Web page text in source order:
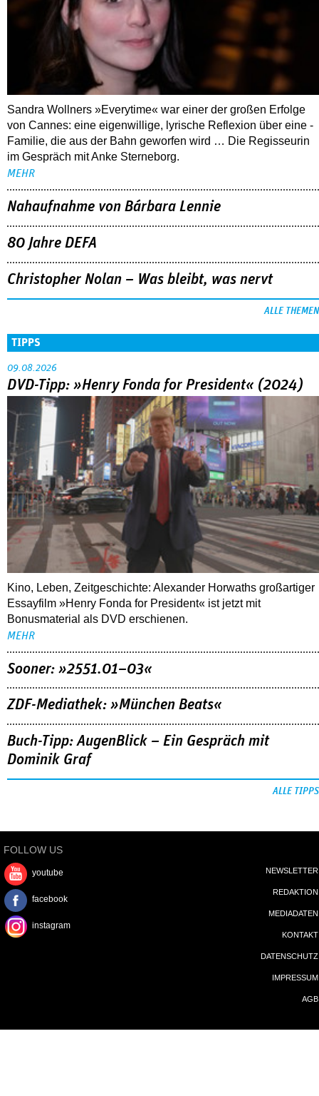
Sandra Wollners »Everytime« war einer der großen Erfolge
von Cannes: eine eigenwillige, lyrische Reflexion über eine ­
Familie, die aus der Bahn geworfen wird … Die Regisseurin
im Gespräch mit Anke Sterneborg.
MEHR
Nahaufnahme von Bárbara Lennie
80 Jahre DEFA
Christopher Nolan – Was bleibt, was nervt
ALLE THEMEN
TIPPS
09.08.2026
DVD-Tipp: »Henry Fonda for President« (2024)
Kino, Leben, Zeitgeschichte: Alexander Horwaths großartiger
Essayfilm »Henry Fonda for President« ist jetzt mit
Bonusmaterial als DVD erschienen.
MEHR
Sooner: »2551.01–03«
ZDF-Mediathek: »München Beats«
Buch-Tipp: AugenBlick – Ein Gespräch mit
Dominik Graf
ALLE TIPPS
FOLLOW US
youtube
facebook
instagram
NEWSLETTER
REDAKTION
MEDIADATEN
KONTAKT
DATENSCHUTZ
IMPRESSUM
AGB